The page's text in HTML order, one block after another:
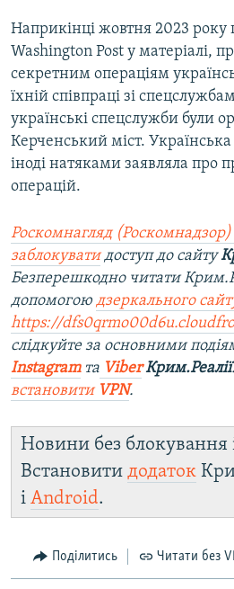
Наприкінці жовтня 2023 року
Washington Post у матеріалі,
секретним операціям
їхній співпраці зі
українські спецслужби були
Керченський міст. Українська
іноді натяками заявляла про
операцій.
Роскомнагляд (Роскомнадзор)
заблокуватидоступ до сайту
Безперешкодно читати
допомогою дзеркального
https://
слідкуйте за основними
Instagramта ViberКрим.Реалії
встановити VPN.
Новини без блокування
Встановити додаток
і Android.
Поділитись Читати без